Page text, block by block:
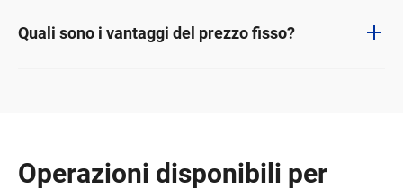
Quali sono i vantaggi del prezzo fisso?
Operazioni disponibili per